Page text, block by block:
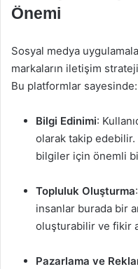
Önemi
Sosyal medya
markaların iletişim
Bu platformlar sayesinde:
Bilgi Edinimi:
olarak takip
bilgiler için önemli
Topluluk Oluşturma
insanlar burada bir
oluşturabilir ve fikir
Pazarlama ve